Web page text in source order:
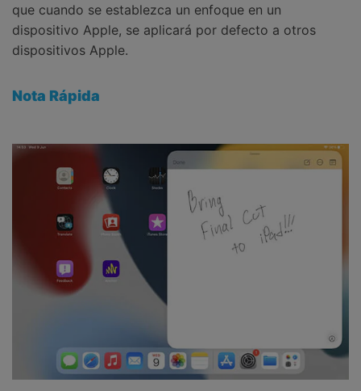
que cuando se establezca un enfoque en un
dispositivo Apple, se aplicará por defecto a otros
dispositivos Apple.
Nota Rápida